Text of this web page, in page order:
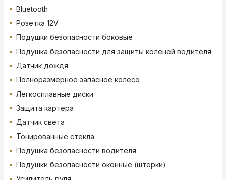
Bluetooth
Розетка 12V
Подушки безопасности боковые
Подушка безопасности для защиты коленей водителя
Датчик дождя
Полноразмерное запасное колесо
Легкосплавные диски
Защита картера
Датчик света
Тонированные стекла
Подушка безопасности водителя
Подушки безопасности оконные (шторки)